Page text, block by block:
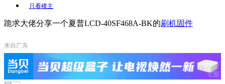
只看楼主
跪求大佬分享一个夏普LCD-40SF468A-BK的刷机固件
来自广东